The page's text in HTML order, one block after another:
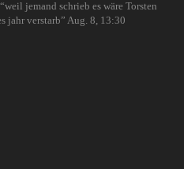
weil jemand schrieb es wäre Torsten
jahr verstarb” Aug. 8, 13:30